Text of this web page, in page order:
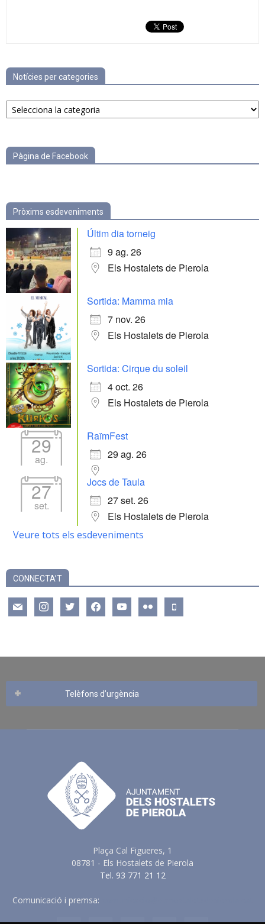
Notícies per categories
Notícies
per
Pàgina de Facebook
Pròxims esdeveniments
Últim dia torneig
9 ag. 26
Els Hostalets de Pierola
Sortida: Mamma mia
7 nov. 26
Els Hostalets de Pierola
Sortida: Cirque du soleil
4 oct. 26
Els Hostalets de Pierola
29
ag.
RaïmFest
29 ag. 26
27
set.
Jocs de Taula
27 set. 26
Els Hostalets de Pierola
Veure tots els esdeveniments
CONNECTA’T
mail instagramtwitter facebookyoutube flickr mobile
Telèfons d’urgència
Plaça Cal Figueres, 1
08781 - Els Hostalets de Pierola
Tel. 93 771 21 12
Comunicació i premsa: